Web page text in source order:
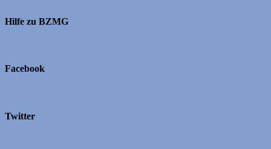
Hilfe zu BZMG
Facebook
Twitter